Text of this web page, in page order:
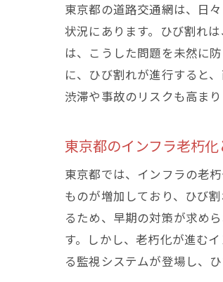
東京都の道路交通網は、日
状況にあります。ひび割れ
は、こうした問題を未然に
に、ひび割れが進行すると
渋滞や事故のリスクも高まり
東京都のインフラ老朽
東京都では、インフラの老
ものが増加しており、ひび
るため、早期の対策が求め
す。しかし、老朽化が進む
る監視システムが登場し、